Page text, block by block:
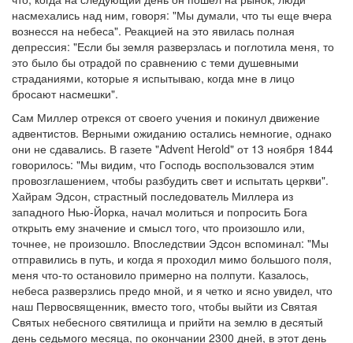
насмехались над ним, говоря: "Мы думали, что ты еще вчера
вознесся на небеса". Реакцией на это явилась полная
депрессия: "Если бы земля разверзлась и поглотила меня, то
это было бы отрадой по сравнению с теми душевными
страданиями, которые я испытываю, когда мне в лицо
бросают насмешки".
Сам Миллер отрекся от своего учения и покинул движение
адвентистов. Верными ожиданию остались немногие, однако
они не сдавались. В газете "Advent Herold" от 13 ноября 1844
говорилось: "Мы видим, что Господь воспользовался этим
провозглашением, чтобы разбудить свет и испытать церкви".
Хайрам Эдсон, страстный последователь Миллера из
западного Нью-Йорка, начал молиться и попросить Бога
открыть ему значение и смысл того, что произошло или,
точнее, не произошло. Впоследствии Эдсон вспоминал: "Мы
отправились в путь, и когда я проходил мимо большого поля,
меня что-то остановило примерно на полпути. Казалось,
небеса разверзлись предо мной, и я четко и ясно увидел, что
наш Первосвященник, вместо того, чтобы выйти из Святая
Святых небесного святилища и прийти на землю в десятый
день седьмого месяца, по окончании 2300 дней, в этот день